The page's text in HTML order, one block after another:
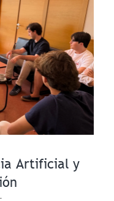
Artificial y